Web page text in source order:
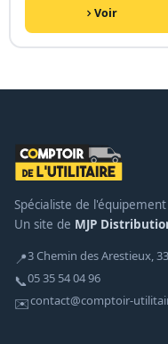
Voir
Spécialiste de
Un site de MJP
📍3 Chemin des Arestieux,
📞05 35 54 04 96
✉️contact@comptoir-